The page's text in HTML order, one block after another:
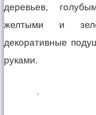
деревьев,
желтыми и
декоративные
руками.